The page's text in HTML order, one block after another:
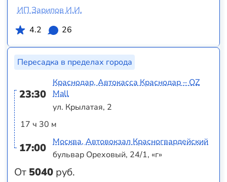
ИП Зарипов И.И.
4.2
26
Пересадка в пределах города
23:30
17 ч 30 м
17:00
От 5040 руб.
Краснодар, Автокасса Краснодар – OZ
Mall
ул. Крылатая, 2
Москва, Автовокзал Красногвардейский
бульвар Ореховый, 24/1, «г»